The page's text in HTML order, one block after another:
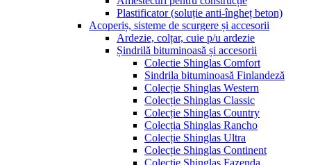
Plastificator (soluție anti-îngheț beton)
Acoperiș, sisteme de scurgere și accesorii
Ardezie, colțar, cuie p/u ardezie
Șindrilă bituminoasă și accesorii
Colectie Shinglas Comfort
Sindrila bituminoasă Finlandeză
Colecție Shinglas Western
Colecție Shinglas Classic
Colecție Shinglas Country
Colecția Shinglas Rancho
Colecție Shinglas Ultra
Colecție Shinglas Continent